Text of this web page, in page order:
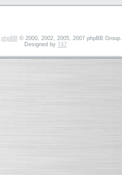
phpBB© 2000, 2002, 2005, 2007 phpBB Group.
Designed by 747